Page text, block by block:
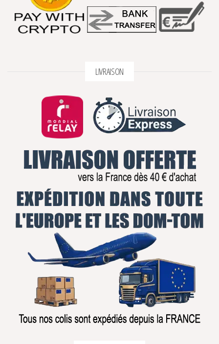
LIVRAISON